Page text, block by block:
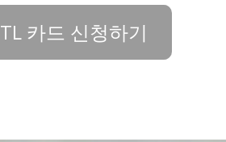
카드 신청하기